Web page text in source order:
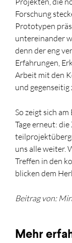
Forschung
Prototypen
untereinander
denn der eng
Erfahrungen,
Arbeit mit den
und gegenseitig
So zeigt sich
Tage erneut:
uns alle weiter.
Treffen in den
blicken dem
Beitrag von:
Mehr